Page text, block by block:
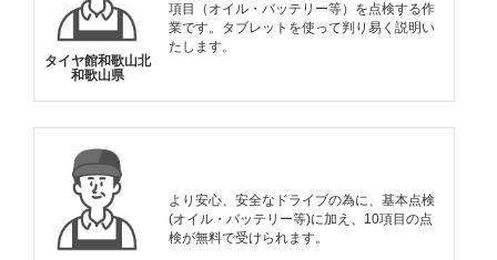
タイヤ館和歌山北
和歌山県
項目（オイル・バッテリー等）を点検する作
業です。タブレットを使って判り易く説明い
たします。
より安心、安全なドライブの為に、基本点検
(オイル・バッテリー等)に加え、10項目の点
検が無料で受けられます。